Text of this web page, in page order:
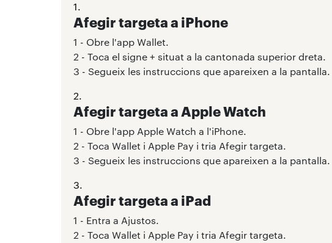
1.
Afegir targeta a iPhone
1 - Obre l'app Wallet.
2 - Toca el signe + situat a la cantonada superior dreta.
3 - Segueix les instruccions que apareixen a la pantalla.
2.
Afegir targeta a Apple Watch
1 - Obre l'app Apple Watch a l'iPhone.
2 - Toca Wallet i Apple Pay i tria Afegir targeta.
3 - Segueix les instruccions que apareixen a la pantalla.
3.
Afegir targeta a iPad
1 - Entra a Ajustos.
2 - Toca Wallet i Apple Pay i tria Afegir targeta.